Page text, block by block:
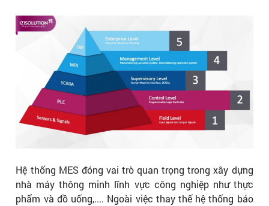
Hệ thống MES đóng vai trò quan trọng trong xây dựng
nhà máy thông minh lĩnh vực công nghiệp như thực
phẩm và đồ uống,.... Ngoài việc thay thế hệ thống báo